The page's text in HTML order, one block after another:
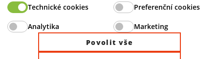
Ministry of Industry and Trade of the Czech Republic
Technické cookies Preferenční cookies
Analytika
Marketing
Povolit vše